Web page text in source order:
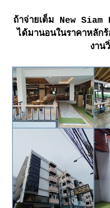
ถ้าจ่ายเต็ม New
ได้มานอนในราคาหลัก
งาน